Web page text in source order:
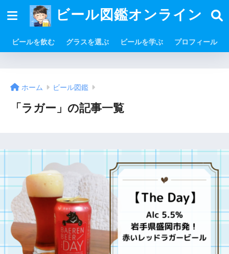
ビール図鑑オンライン
ビールを飲む グラスを選ぶ ビールを学ぶ プロフィール
ホーム ビール図鑑
「ラガー」の記事一覧